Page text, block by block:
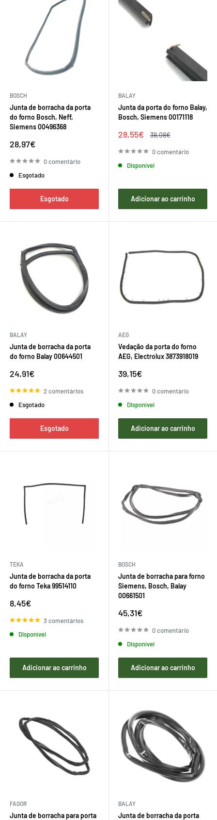
BOSCH
Junta de borracha da porta
do forno Bosch, Neff,
Siemens 00496368
Preço
venda
28,97€
0 comentário
Esgotado
Esgotado
BALAY
Junta da porta do forno Balay,
Bosch, Siemens 00171118
Preço
venda
28,55€
Preço
38,08€
0 comentário
Disponível
Adicionar ao carrinho
BALAY
Junta de borracha da porta
do forno Balay 00644501
Preço
venda
24,91€
2 comentários
Esgotado
Esgotado
AEG
Vedação da porta do forno
AEG, Electrolux 3873918019
Preço
venda
39,15€
0 comentário
Disponível
Adicionar ao carrinho
TEKA
Junta de borracha da porta
do forno Teka 99514110
Preço
venda
8,45€
3 comentários
Disponível
Adicionar ao carrinho
BOSCH
Junta de borracha para forno
Siemens, Bosch, Balay
00661501
Preço
venda
45,31€
0 comentário
Disponível
Adicionar ao carrinho
FAGOR
Junta de borracha para porta
BALAY
Junta de borracha da porta